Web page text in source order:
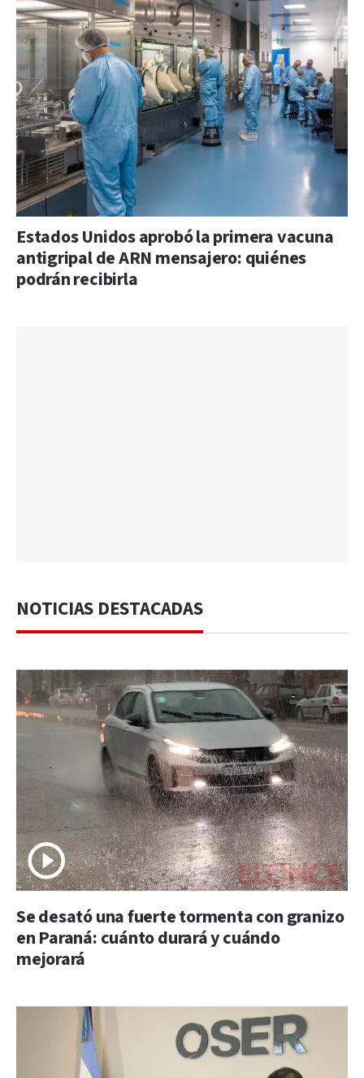
Estados Unidos aprobó la primera vacuna
antigripal de ARN mensajero: quiénes
podrán recibirla
NOTICIAS DESTACADAS
Se desató una fuerte tormenta con granizo
en Paraná: cuánto durará y cuándo
mejorará